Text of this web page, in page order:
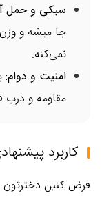
سبکی و حمل
جا میشه و
نمی‌کنه.
امنیت و دوام:
مقاومه و
کاربرد
فرض کنین دخترتون